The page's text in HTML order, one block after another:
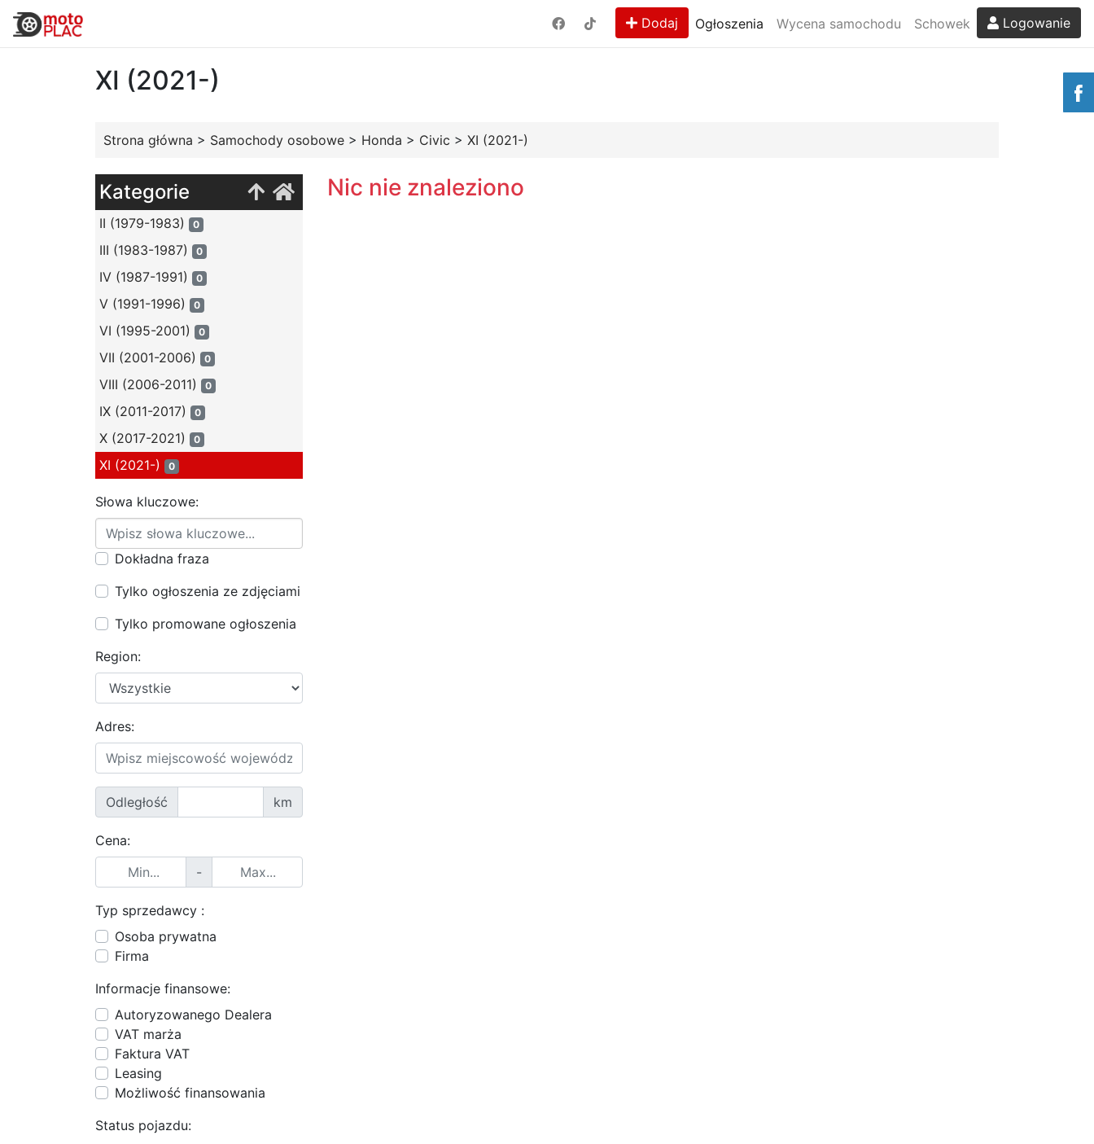
Dodaj Ogłoszenia Wycena samochodu Schowek Logowanie
XI (2021-)
Strona główna > Samochody osobowe > Honda > Civic > XI (2021-)
Kategorie
II (1979-1983) 0
III (1983-1987) 0
IV (1987-1991) 0
V (1991-1996) 0
VI (1995-2001) 0
VII (2001-2006) 0
VIII (2006-2011) 0
IX (2011-2017) 0
X (2017-2021) 0
XI (2021-) 0
Słowa kluczowe:
Dokładna fraza
Tylko ogłoszenia ze zdjęciami
Tylko promowane ogłoszenia
Region:
Adres:
Odległość km
Cena:
-
Typ sprzedawcy :
Osoba prywatna
Firma
Informacje finansowe:
Autoryzowanego Dealera
VAT marża
Faktura VAT
Leasing
Możliwość finansowania
Status pojazdu:
Nic nie znaleziono